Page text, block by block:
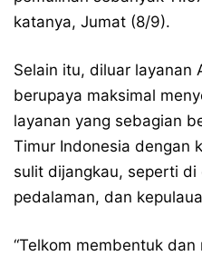
katanya, Jumat (8/9).
Selain itu, diluar layanan
berupaya maksimal
layanan yang sebagian
Timur Indonesia dengan
sulit dijangkau, seperti
pedalaman, dan
“Telkom membentuk